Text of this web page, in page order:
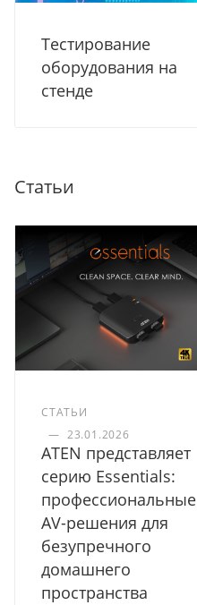
Тестирование
оборудования на
стенде
Статьи
СТАТЬИ
— 23.01.2026
ATEN представляет
серию Essentials:
профессиональные
AV-решения для
безупречного
домашнего
пространства